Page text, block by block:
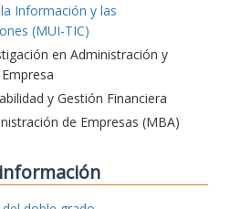
Información y las
(MUI-TIC)
en Administración y
y Gestión Financiera
de Empresas (MBA)